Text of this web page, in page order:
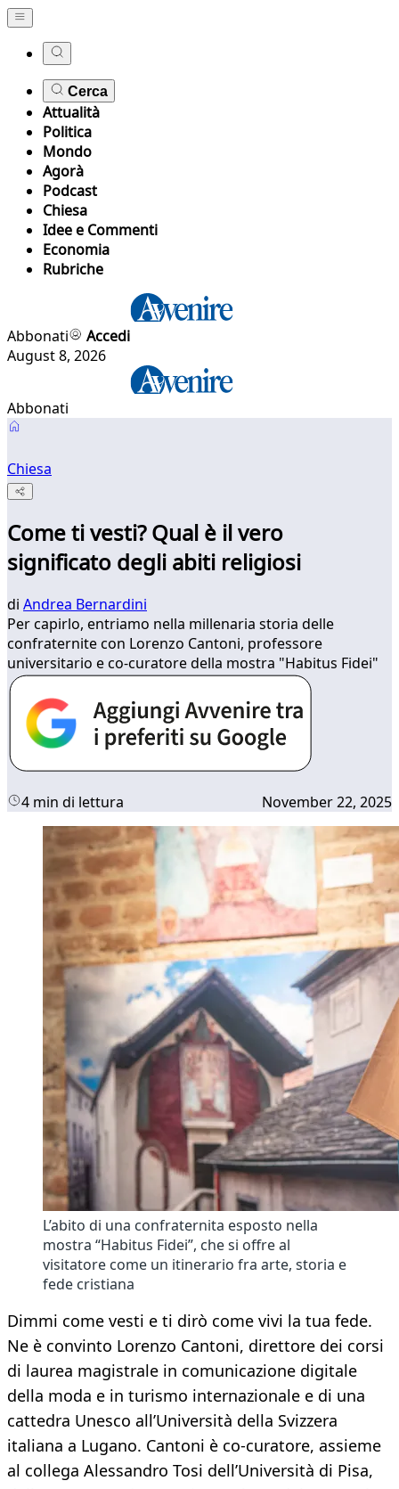
Cerca
Attualità
Politica
Mondo
Agorà
Podcast
Chiesa
Idee e Commenti
Economia
Rubriche
Abbonati
Accedi
August 8, 2026
Abbonati
Chiesa
Come ti vesti? Qual è il vero
significato degli abiti religiosi
di Andrea Bernardini
Per capirlo, entriamo nella millenaria storia delle
confraternite con Lorenzo Cantoni, professore
universitario e co-curatore della mostra "Habitus Fidei"
4 min di lettura November 22, 2025
L’abito di una confraternita esposto nella
mostra “Habitus Fidei”, che si offre al
visitatore come un itinerario fra arte, storia e
fede cristiana
Dimmi come vesti e ti dirò come vivi la tua fede.
Ne è convinto Lorenzo Cantoni, direttore dei corsi
di laurea magistrale in comunicazione digitale
della moda e in turismo internazionale e di una
cattedra Unesco all’Università della Svizzera
italiana a Lugano. Cantoni è co-curatore, assieme
al collega Alessandro Tosi dell’Università di Pisa,